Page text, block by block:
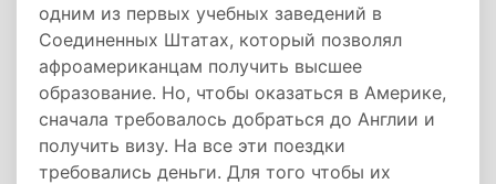
одним из первых учебных заведений в
Соединенных Штатах, который позволял
афроамериканцам получить высшее
образование. Но, чтобы оказаться в Америке,
сначала требовалось добраться до Англии и
получить визу. На все эти поездки
требовались деньги. Для того чтобы их